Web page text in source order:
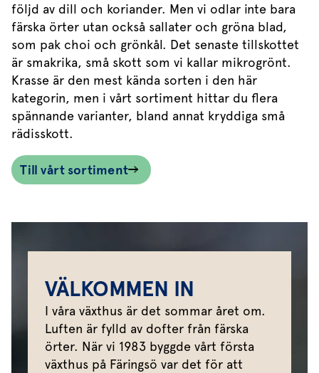
följd av dill och koriander. Men vi odlar inte bara
färska örter utan också sallater och gröna blad,
som pak choi och grönkål. Det senaste tillskottet
är smakrika, små skott som vi kallar mikrogrönt.
Krasse är den mest kända sorten i den här
kategorin, men i vårt sortiment hittar du flera
spännande varianter, bland annat kryddiga små
rädisskott.
Till vårt sortiment
VÄLKOMMEN IN
I våra växthus är det sommar året om.
Luften är fylld av dofter från färska
örter. När vi 1983 byggde vårt första
växthus på Färingsö var det för att